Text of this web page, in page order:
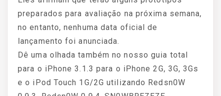
preparados para avaliação na próxima semana,
no entanto, nenhuma data oficial de
lançamento foi anunciada.
Dê uma olhada também no nosso guia total
para o iPhone 3.1.3 para o iPhone 2G, 3G, 3Gs
e o iPod Touch 1G/2G utilizando Redsn0W